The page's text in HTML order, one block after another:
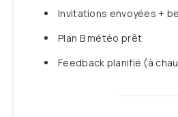
Invitations envoyées +
Plan B météo prêt
Feedback planifié (à